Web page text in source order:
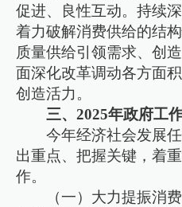
促进、良性互动。持续
着力破解消费供给的结
质量供给引领需求、创
面深化改革调动各方面
创造活力。
三、2025年政府工
今年经济社会发展
出重点、把握关键，着
作。
（一）大力提振消